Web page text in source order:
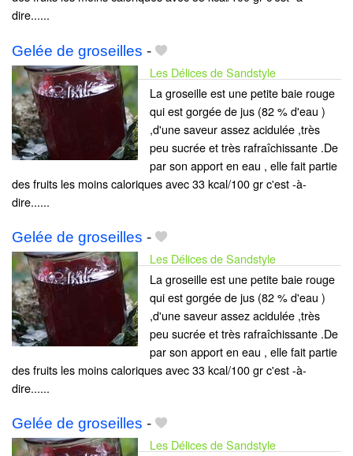
dire......
Gelée de groseilles -
Les Délices de Sandstyle
La groseille est une petite baie rouge
qui est gorgée de jus (82 % d'eau )
,d'une saveur assez acidulée ,très
peu sucrée et très rafraîchissante .De
par son apport en eau , elle fait partie
des fruits les moins caloriques avec 33 kcal/100 gr c'est -à-
dire......
Gelée de groseilles -
Les Délices de Sandstyle
La groseille est une petite baie rouge
qui est gorgée de jus (82 % d'eau )
,d'une saveur assez acidulée ,très
peu sucrée et très rafraîchissante .De
par son apport en eau , elle fait partie
des fruits les moins caloriques avec 33 kcal/100 gr c'est -à-
dire......
Gelée de groseilles -
Les Délices de Sandstyle